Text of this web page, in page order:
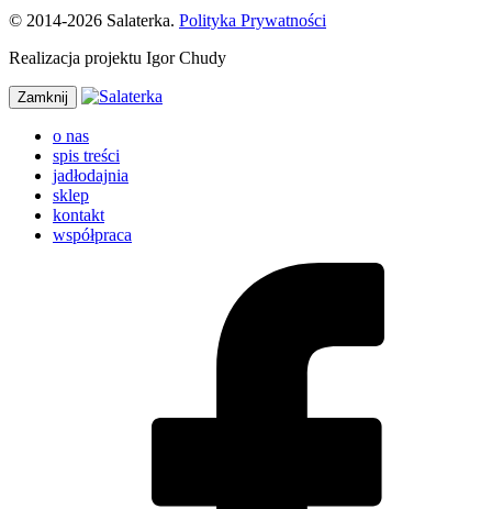
© 2014-2026 Salaterka. Polityka Prywatności
Realizacja projektu Igor Chudy
Zamknij
o nas
spis treści
jadłodajnia
sklep
kontakt
współpraca